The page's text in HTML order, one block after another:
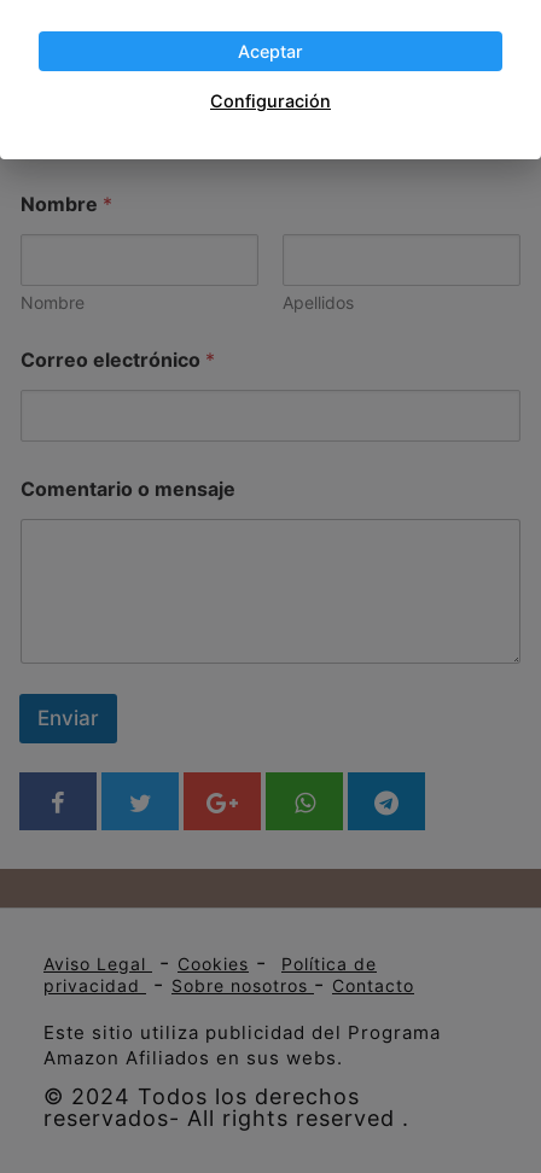
asunto, estaremos encantados de escucharte y
responder tus inquietudes.
Nombre *
Nombre Apellidos
Correo electrónico *
Comentario o mensaje
Enviar
Aviso Legal - Cookies -
Política de
privacidad
- Sobre nosotros - Contacto
Este sitio utiliza publicidad del Programa
Amazon Afiliados en sus webs.
© 2024 Todos los derechos
reservados- All rights reserved .
Aceptar
Configuración